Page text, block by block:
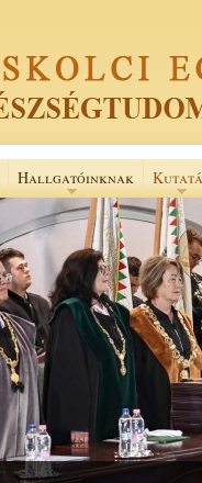
Hallgatóinknak